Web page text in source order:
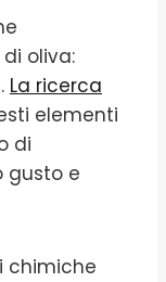
oliva:
. La ricerca
elementi
di
gusto e
chimiche